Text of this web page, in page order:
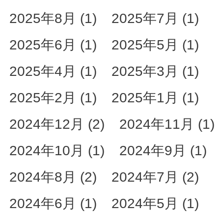
2025年8月 (1)
2025年7月 (1)
2025年6月 (1)
2025年5月 (1)
2025年4月 (1)
2025年3月 (1)
2025年2月 (1)
2025年1月 (1)
2024年12月 (2)
2024年11月 (1)
2024年10月 (1)
2024年9月 (1)
2024年8月 (2)
2024年7月 (2)
2024年6月 (1)
2024年5月 (1)